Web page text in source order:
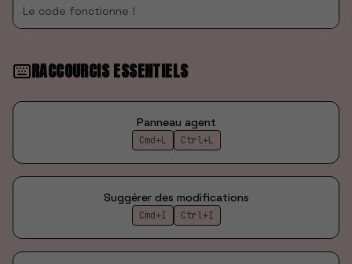
Le code fonctionne !
RACCOURCIS ESSENTIELS
Panneau agent
Cmd+L Ctrl+L
Suggérer des modifications
Cmd+I Ctrl+I